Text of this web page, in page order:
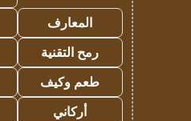
المعارف
رمح التقنية
طعم وكيف
أركاني